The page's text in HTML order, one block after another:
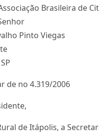
Brasileira de
Pinto Viegas
de no 4.319/2006
de Itápolis, a